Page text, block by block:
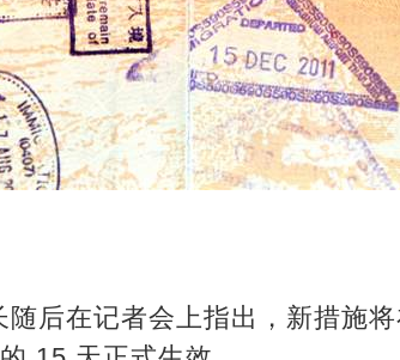
后在记者会上指出，新措施